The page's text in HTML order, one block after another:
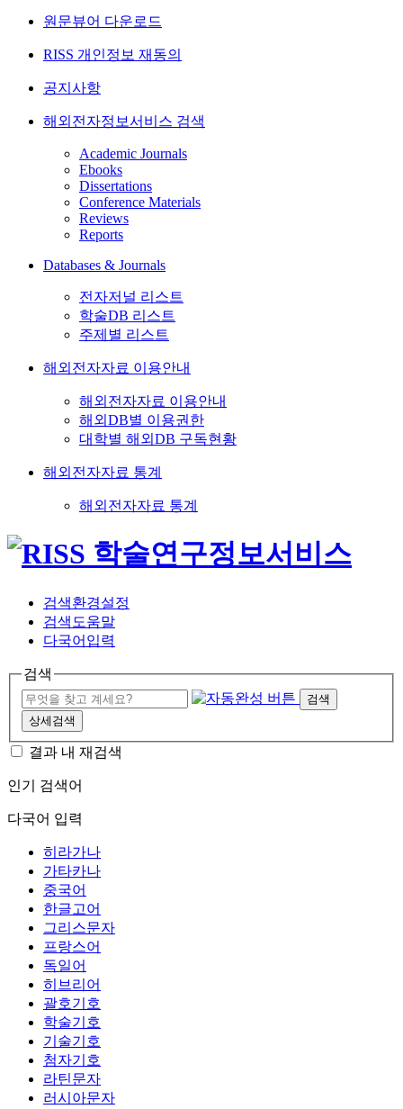
원문뷰어 다운로드
RISS 개인정보 재동의
공지사항
해외전자정보서비스 검색
Academic Journals
Ebooks
Dissertations
Conference Materials
Reviews
Reports
Databases & Journals
전자저널 리스트
학술DB 리스트
주제별 리스트
해외전자자료 이용안내
해외전자자료 이용안내
해외DB별 이용권한
대학별 해외DB 구독현황
해외전자자료 통계
해외전자자료 통계
검색환경설정
검색도움말
다국어입력
검색
검색
상세검색
결과 내 재검색
인기 검색어
다국어 입력
히라가나
가타카나
중국어
한글고어
그리스문자
프랑스어
독일어
히브리어
괄호기호
학술기호
기술기호
첨자기호
라틴문자
러시아문자